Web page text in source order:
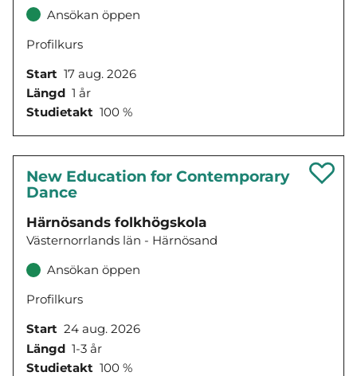
Ansökan öppen
Profilkurs
Start 17 aug. 2026
Längd 1 år
Studietakt 100 %
New Education for Contemporary
Dance
Härnösands folkhögskola
Västernorrlands län - Härnösand
Ansökan öppen
Profilkurs
Start 24 aug. 2026
Längd 1-3 år
Studietakt 100 %